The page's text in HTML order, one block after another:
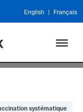
English Français
systématique